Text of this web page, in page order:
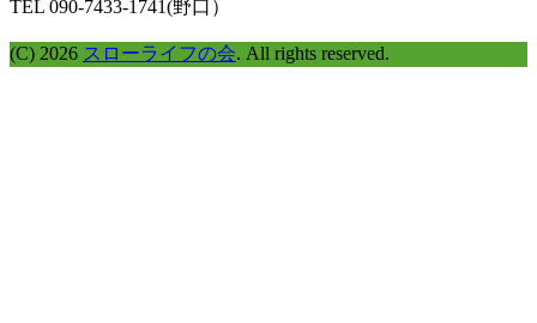
TEL 090-7433-1741(野口）
(C) 2026 スローライフの会. All rights reserved.